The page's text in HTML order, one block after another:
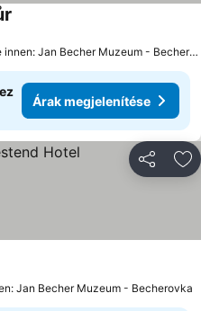
0.8 km-re innen: Jan Becher Muzeum - Becherovka
Árak megjelenítése
Jan Becher Muzeum - Becherovka